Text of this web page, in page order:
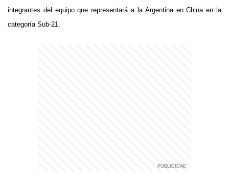
integrantes del equipo que representará a la Argentina en China en la
categoría Sub-21.